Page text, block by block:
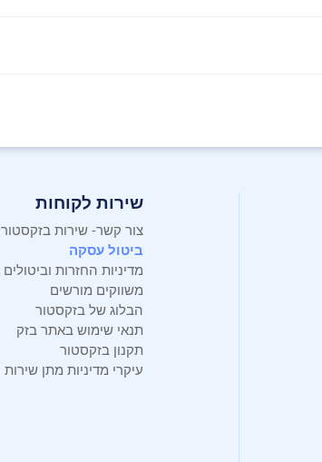
שירות לקוחות
צור קשר- שירות בזקסטור
ביטול עסקה
מדיניות החזרות וביטולים
משווקים מורשים
הבלוג של בזקסטור
תנאי שימוש באתר בזק
תקנון בזקסטור
עיקרי מדיניות מתן שירות